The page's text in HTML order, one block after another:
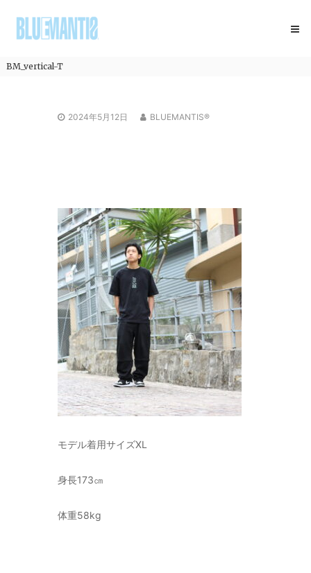
ツ
BLUEMANTIS
BM_vertical-T
2024年5月12日 BLUEMANTIS®
モデル着用サイズXL
身長173㎝
体重58kg